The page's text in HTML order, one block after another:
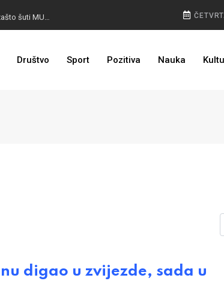
Društvo Sport Pozitiva Nauka
digao u zvijezde, sada u